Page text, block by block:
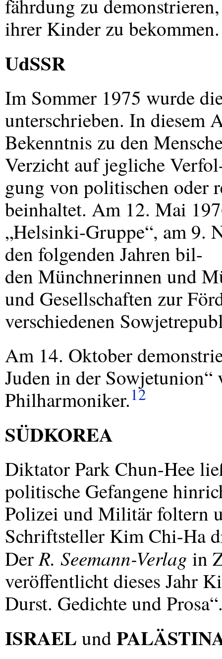
fährdung zu
ihrer Kinder zu bekommen.
UdSSR
Im Sommer 1975 wurde
unterschrieben. In diesem
Bekenntnis zu den
Verzicht auf jegliche
gung von politischen oder
beinhaltet. Am 12. Mai
„Helsinki-Gruppe“, am 9.
den folgenden Jahren bil-
den Münchnerinnen und
und Gesellschaften zur
verschiedenen
Am 14. Oktober
Juden in der
Philharmoniker.12
SÜDKOREA
Diktator Park Chun-Hee
politische Gefangene
Polizei und Militär foltern
Schriftsteller Kim Chi-Ha
DerR. Seemann-Verlag in
veröffentlicht dieses Jahr
Durst. Gedichte und
ISRAEL und